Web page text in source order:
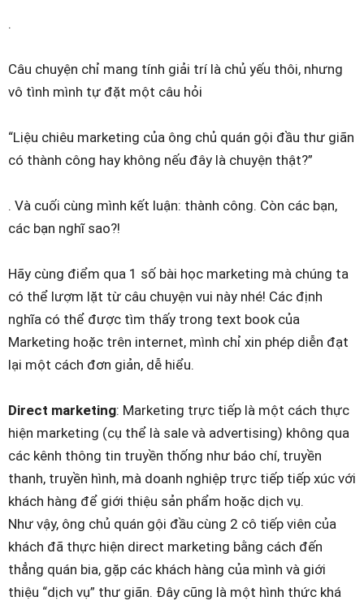
.
Câu chuyện chỉ mang tính giải trí là chủ yếu thôi, nhưng
vô tình mình tự đặt một câu hỏi
“Liệu chiêu marketing của ông chủ quán gội đầu thư giãn
có thành công hay không nếu đây là chuyện thật?”
. Và cuối cùng mình kết luận: thành công. Còn các bạn,
các bạn nghĩ sao?!
Hãy cùng điểm qua 1 số bài học marketing mà chúng ta
có thể lượm lặt từ câu chuyện vui này nhé! Các định
nghĩa có thể được tìm thấy trong text book của
Marketing hoặc trên internet, mình chỉ xin phép diễn đạt
lại một cách đơn giản, dễ hiểu.
Direct marketing: Marketing trực tiếp là một cách thực
hiện marketing (cụ thể là sale và advertising) không qua
các kênh thông tin truyền thống như báo chí, truyền
thanh, truyền hình, mà doanh nghiệp trực tiếp tiếp xúc với
khách hàng để giới thiệu sản phẩm hoặc dịch vụ.
Như vậy, ông chủ quán gội đầu cùng 2 cô tiếp viên của
khách đã thực hiện direct marketing bằng cách đến
thẳng quán bia, gặp các khách hàng của mình và giới
thiệu “dịch vụ” thư giãn. Đây cũng là một hình thức khá